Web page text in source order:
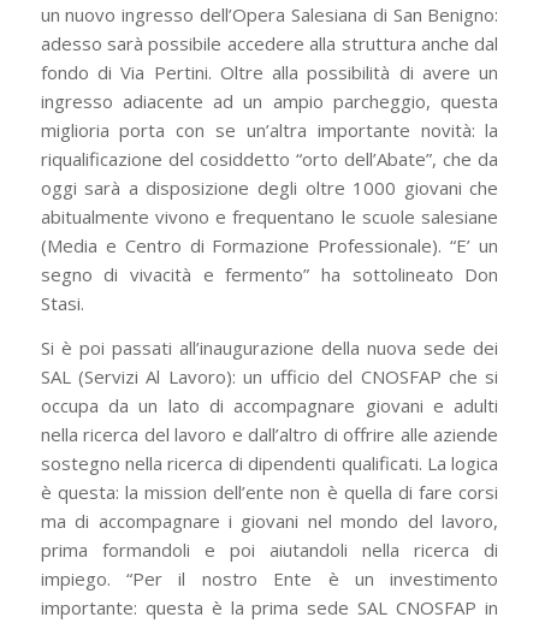
un nuovo ingresso dell’Opera Salesiana di San Benigno:
adesso sarà possibile accedere alla struttura anche dal
fondo di Via Pertini. Oltre alla possibilità di avere un
ingresso adiacente ad un ampio parcheggio, questa
miglioria porta con se un’altra importante novità: la
riqualificazione del cosiddetto “orto dell’Abate”, che da
oggi sarà a disposizione degli oltre 1000 giovani che
abitualmente vivono e frequentano le scuole salesiane
(Media e Centro di Formazione Professionale). “E’ un
segno di vivacità e fermento” ha sottolineato Don
Stasi.
Si è poi passati all’inaugurazione della nuova sede dei
SAL (Servizi Al Lavoro): un ufficio del CNOSFAP che si
occupa da un lato di accompagnare giovani e adulti
nella ricerca del lavoro e dall’altro di offrire alle aziende
sostegno nella ricerca di dipendenti qualificati. La logica
è questa: la mission dell’ente non è quella di fare corsi
ma di accompagnare i giovani nel mondo del lavoro,
prima formandoli e poi aiutandoli nella ricerca di
impiego. “Per il nostro Ente è un investimento
importante: questa è la prima sede SAL CNOSFAP in